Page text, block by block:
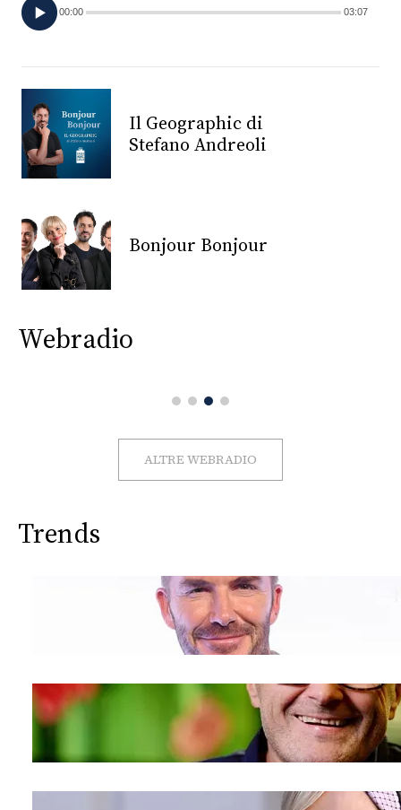
PRINCIPATO
MONACO
RMC
CONSIGLIA
00:00 03:07
Il Geographic di
Stefano Andreoli
Bonjour Bonjour
Webradio
ALTRE WEBRADIO
Trends